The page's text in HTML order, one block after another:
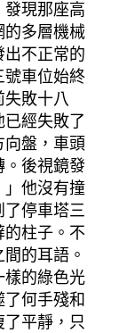
發現那座高
的多層機械
出不正常的
號車位始終
敗十八
經失敗了
向盤，車頭
。後視鏡發
」他沒有撞
了停車塔三
柱子。不
的耳語。
樣的綠色光
何手殘和
平靜，只